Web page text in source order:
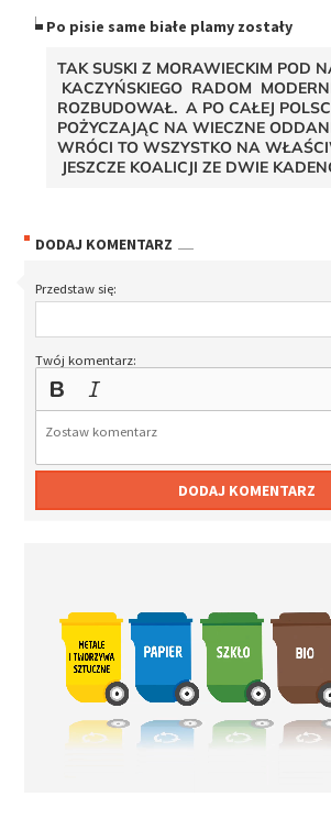
Po pisie same białe plamy zostały
TAK SUSKI Z MORAWIECKIM POD
KACZYŃSKIEGO RADOM
ROZBUDOWAŁ. A PO CAŁEJ
POŻYCZAJĄC NA WIECZNE
WRÓCI TO WSZYSTKO NA
JESZCZE KOALICJI ZE DWIE
DODAJ KOMENTARZ
Przedstaw się:
Twój komentarz:
DODAJ KOMENTARZ